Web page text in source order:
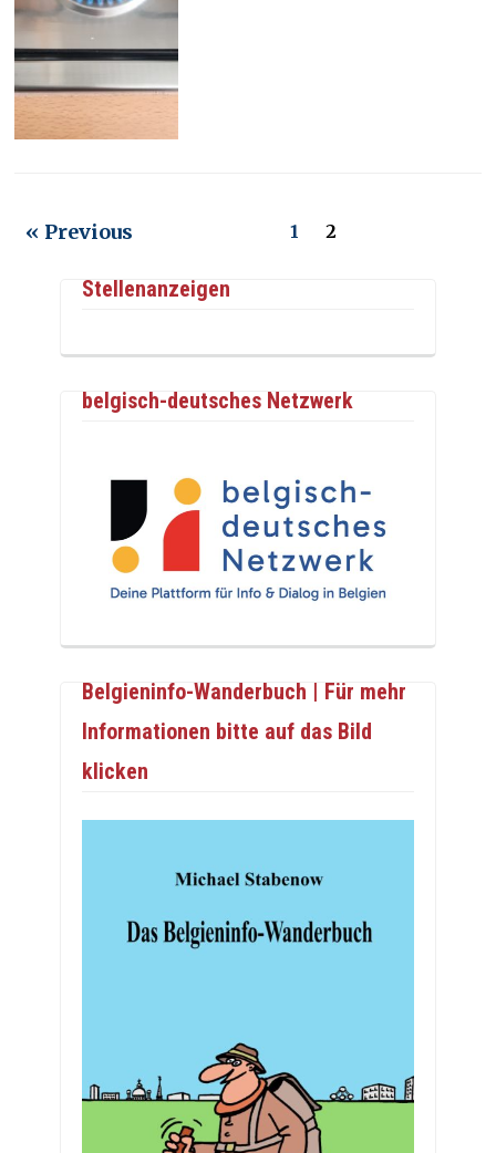
« Previous 1 2
Stellenanzeigen
belgisch-deutsches Netzwerk
Belgieninfo-Wanderbuch | Für mehr
Informationen bitte auf das Bild
klicken